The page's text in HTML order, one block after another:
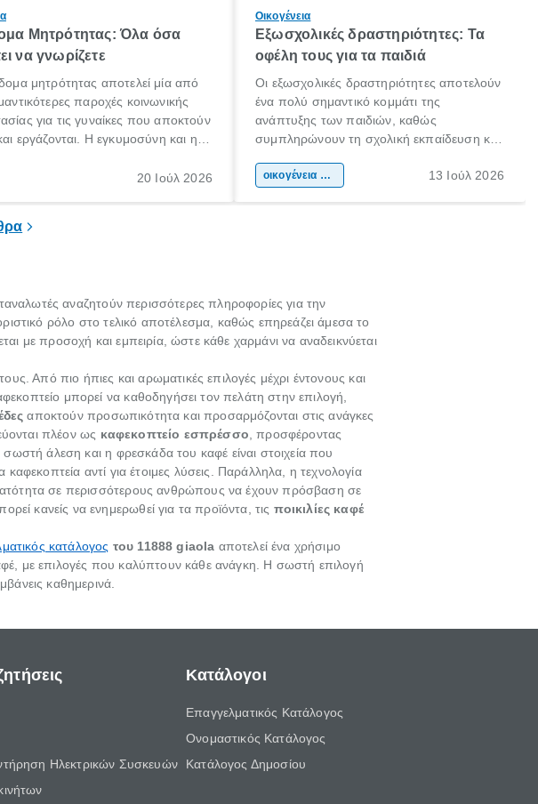
Μητρότητας: Όλα όσα
να γνωρίζετε
μητρότητας αποτελεί μία από
παροχές κοινωνικής
για τις γυναίκες που αποκτούν
εργάζονται. Η εγκυμοσύνη και η
περίοδος στη ζωή κάθε20 Ιούλ 2026
Οικογένεια
Εξωσχολικές δραστηριότητες: Τα
οφέλη τους για τα παιδιά
Οι εξωσχολικές δραστηριότητες αποτελούν
ένα πολύ σημαντικό κομμάτι της
ανάπτυξης των παιδιών, καθώς
συμπληρώνουν τη σχολική εκπαίδευση και
της προσωπικότητας, της κοινωνικότητας
οικογένεια & παιδί 13 Ιούλ 2026
αναζητούν περισσότερες πληροφορίες για την
ρόλο στο τελικό αποτέλεσμα, καθώς επηρεάζει άμεσα το
με προσοχή και εμπειρία, ώστε κάθε χαρμάνι να αναδεικνύεται
Από πιο ήπιες και αρωματικές επιλογές μέχρι έντονους και
μπορεί να καθοδηγήσει τον πελάτη στην επιλογή,
αποκτούν προσωπικότητα και προσαρμόζονται στις ανάγκες
πλέον ως καφεκοπτείο εσπρέσσο , προσφέροντας
σωστή άλεση και η φρεσκάδα του καφέ είναι στοιχεία που
αντί για έτοιμες λύσεις. Παράλληλα, η τεχνολογία
σε περισσότερους ανθρώπους να έχουν πρόσβαση σε
κανείς να ενημερωθεί για τα προϊόντα, τις ποικιλίες καφέ
κατάλογος του 11888 giaola αποτελεί ένα χρήσιμο
με επιλογές που καλύπτουν κάθε ανάγκη. Η σωστή επιλογή
καθημερινά.
Ηλεκτρικών Συσκευών
Κατάλογοι
Επαγγελματικός Κατάλογος
Ονομαστικός Κατάλογος
Κατάλογος Δημοσίου